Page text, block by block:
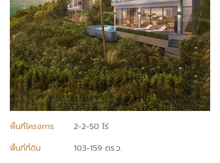
พื้นที่โครงการ
2-2-50 ไร่
พื้นที่ที่ดิน
103-159 ตร.ว.